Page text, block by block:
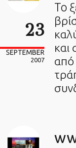
23
SEPTEMBER
2007
To
και
από